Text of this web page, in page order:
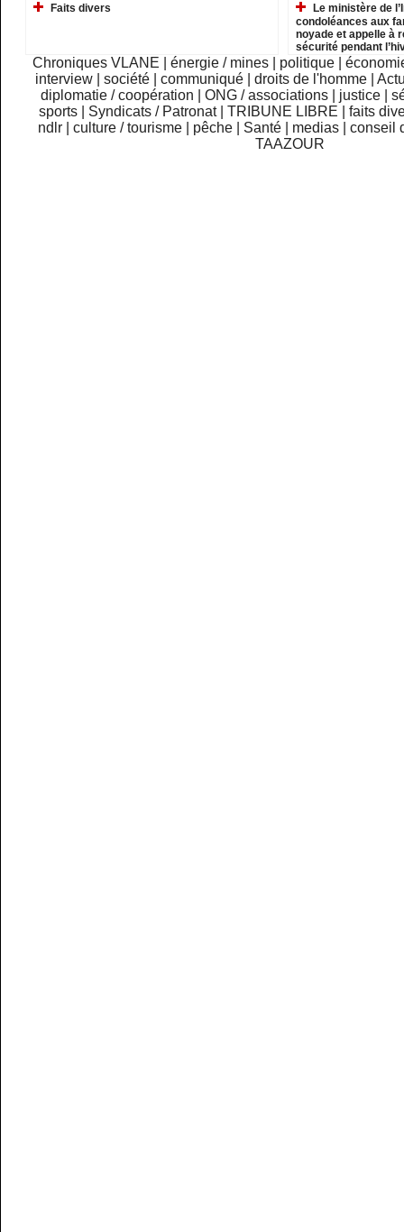
Faits divers
Le ministère de
condoléances aux
noyade et appelle à
sécurité pendant
Chroniques VLANE énergie / mines politique
interview
|société |communiqué |droits de l'homme |
diplomatie / coopération
ONG / associations justice
sports
Syndicats / Patronat TRIBUNE LIBRE
faits
ndlr
|culture / tourisme pêche Santé medias |conseil
TAAZOUR